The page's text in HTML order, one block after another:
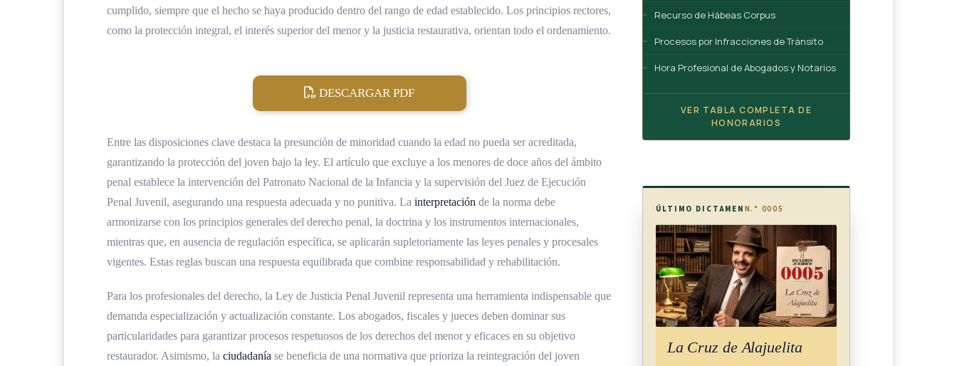
cumplido, siempre que el hecho se haya producido dentro del rango de edad establecido. Los principios rectores,
como la protección integral, el interés superior del menor y la justicia restaurativa, orientan todo el ordenamiento.
DESCARGAR PDF
Entre las disposiciones clave destaca la presunción de minoridad cuando la edad no pueda ser acreditada,
garantizando la protección del joven bajo la ley. El artículo que excluye a los menores de doce años del ámbito
penal establece la intervención del Patronato Nacional de la Infancia y la supervisión del Juez de Ejecución
Penal Juvenil, asegurando una respuesta adecuada y no punitiva. La interpretación de la norma debe
armonizarse con los principios generales del derecho penal, la doctrina y los instrumentos internacionales,
mientras que, en ausencia de regulación específica, se aplicarán supletoriamente las leyes penales y procesales
vigentes. Estas reglas buscan una respuesta equilibrada que combine responsabilidad y rehabilitación.
Para los profesionales del derecho, la Ley de Justicia Penal Juvenil representa una herramienta indispensable que
demanda especialización y actualización constante. Los abogados, fiscales y jueces deben dominar sus
particularidades para garantizar procesos respetuosos de los derechos del menor y eficaces en su objetivo
restaurador. Asimismo, la ciudadanía se beneficia de una normativa que prioriza la reintegración del joven
Recurso de Hábeas Corpus
Procesos por Infracciones de Tránsito
Hora Profesional de Abogados y Notarios
VER TABLA COMPLETA DE
HONORARIOS
ÚLTIMO DICTAMEN N.° 0005
La Cruz de Alajuelita